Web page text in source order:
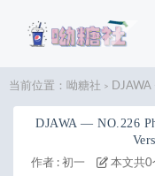
当前位置： 呦糖社 > DJAWA —
DJAWA — NO.226
作者 : 初一 本文共0